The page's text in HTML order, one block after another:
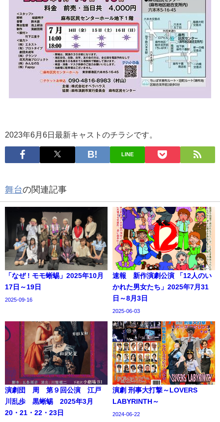
2023年6月6日最新キャストのチラシです。
LINE
舞台の関連記事
「なぜ ! モモ蜥蜴」2025年10月
17日～19日
2025-09-16
速報 新作演劇公演 「12人のい
かれた男女たち」2025年7月31
日～8月3日
2025-06-03
演劇団 周 第９回公演 江戸
川乱歩 黒蜥蜴 2025年3月
20・21・22・23日
演劇 刑事大打撃～LOVERS
LABYRINTH～
2024-06-22